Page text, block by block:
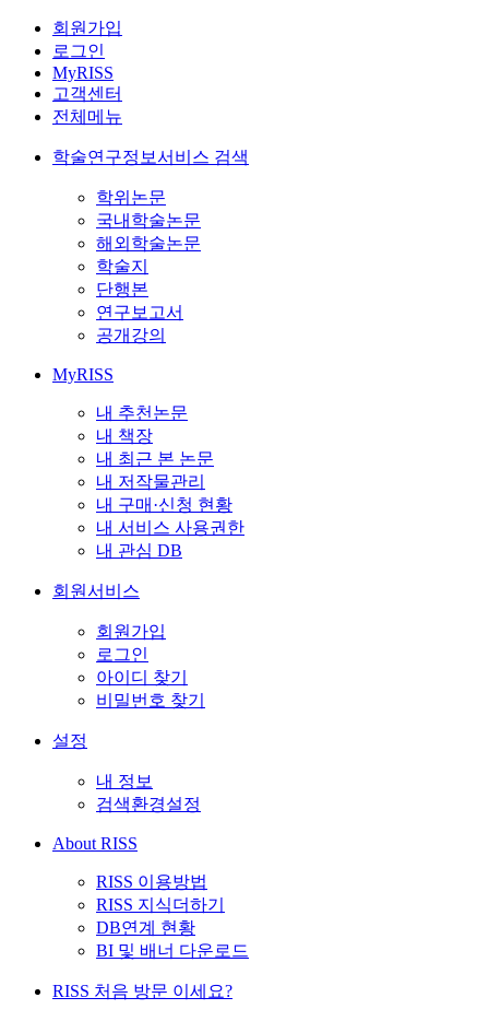
회원가입
로그인
MyRISS
고객센터
전체메뉴
학술연구정보서비스 검색
학위논문
국내학술논문
해외학술논문
학술지
단행본
연구보고서
공개강의
MyRISS
내 추천논문
내 책장
내 최근 본 논문
내 저작물관리
내 구매·신청 현황
내 서비스 사용권한
내 관심 DB
회원서비스
회원가입
로그인
아이디 찾기
비밀번호 찾기
설정
내 정보
검색환경설정
About RISS
RISS 이용방법
RISS 지식더하기
DB연계 현황
BI 및 배너 다운로드
RISS 처음 방문 이세요?